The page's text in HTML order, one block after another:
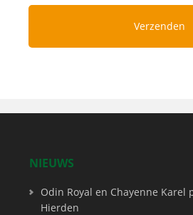
NIEUWS
Odin Royal en Chayenne Karel
Hierden